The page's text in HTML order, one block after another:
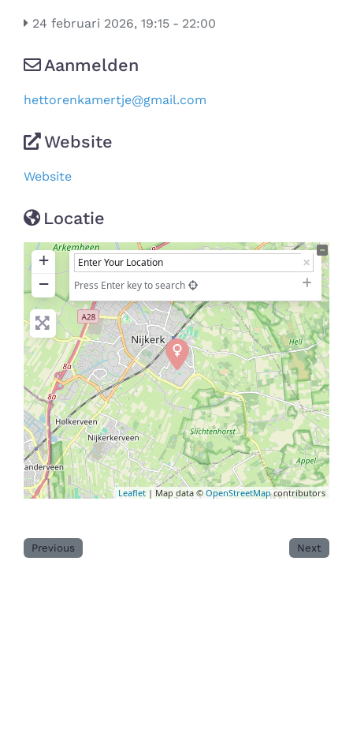
24 februari 2026, 19:15 - 22:00
Aanmelden
hettorenkamertje@gmail.com
Website
Website
Locatie
+
−
Press Enter key to search
Leaflet | Map data ©OpenStreetMapcontributors
Previous Next